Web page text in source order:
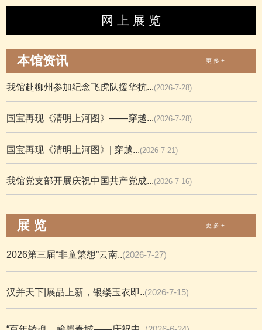
网 上 展 览
本馆资讯 更 多 +
我馆赴柳州参加纪念飞虎队援华抗...(2026-7-28)
国宝再现《清明上河图》——穿越...(2026-7-28)
国宝再现《清明上河图》| 穿越...(2026-7-21)
我馆党支部开展庆祝中国共产党成...(2026-7-16)
展 览 更 多 +
2026第三届“非童繁想”云南..(2026-7-27)
汉并天下|展品上新，银缕玉衣即..(2026-7-15)